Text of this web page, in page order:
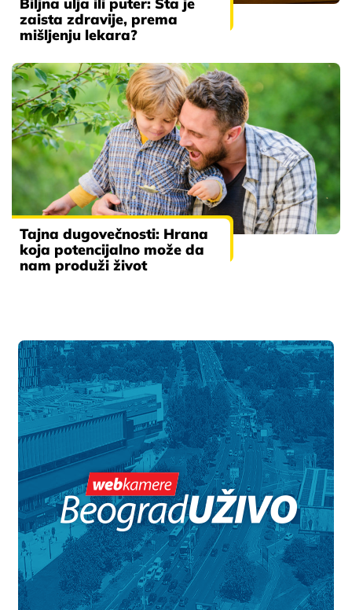
zaista zdravije, prema
mišljenju lekara?
Tajna dugovečnosti: Hrana
koja potencijalno može da
nam produži život